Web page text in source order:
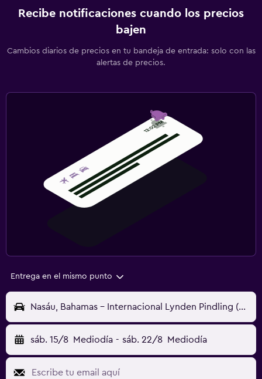
Recibe notificaciones cuando los precios
bajen
Cambios diarios de precios en tu bandeja de entrada: solo con las
alertas de precios.
Entrega en el mismo punto
Nasáu, Bahamas - Internacional Lynden Pindling (NAS)
sáb. 15/8 Mediodía - sáb. 22/8 Mediodía